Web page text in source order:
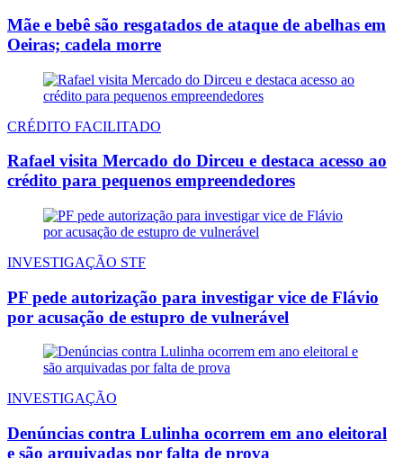
Mãe e bebê são resgatados de ataque de abelhas em
Oeiras; cadela morre
CRÉDITO FACILITADO
Rafael visita Mercado do Dirceu e destaca acesso ao
crédito para pequenos empreendedores
INVESTIGAÇÃO STF
PF pede autorização para investigar vice de Flávio
por acusação de estupro de vulnerável
INVESTIGAÇÃO
Denúncias contra Lulinha ocorrem em ano eleitoral
e são arquivadas por falta de prova